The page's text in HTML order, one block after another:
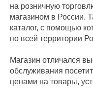
на розничную
магазином в России.
каталог, с помощью
по всей территории
Магазин отличался
обслуживания
ценами на товары,